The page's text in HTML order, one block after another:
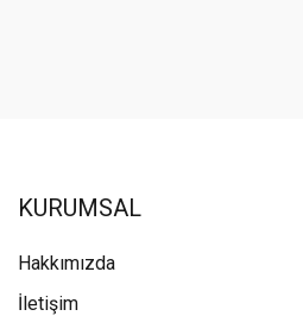
KURUMSAL
Hakkımızda
İletişim